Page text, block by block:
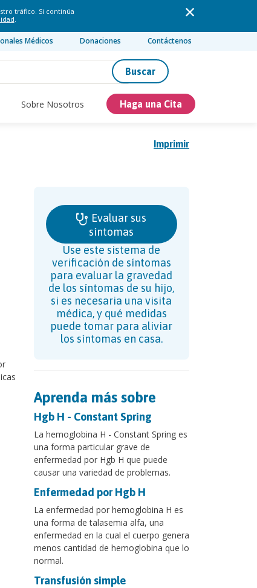
tráfico. Si continúa
.
Médicos Donaciones Contáctenos
Buscar
Sobre Nosotros Haga una Cita
Imprimir
Evaluar sus
síntomas
Use este sistema de
verificación de síntomas
para evaluar la gravedad
de los síntomas de su hijo,
si es necesaria una visita
médica, y qué medidas
puede tomar para aliviar
los síntomas en casa.
Aprenda más sobre
Hgb H - Constant Spring
La hemoglobina H - Constant Spring es
una forma particular grave de
enfermedad por Hgb H que puede
causar una variedad de problemas.
Enfermedad por Hgb H
La enfermedad por hemoglobina H es
una forma de talasemia alfa, una
enfermedad en la cual el cuerpo genera
menos cantidad de hemoglobina que lo
normal.
Transfusión simple